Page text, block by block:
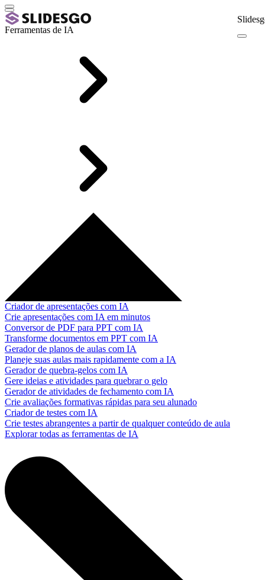
Ferramentas de IA
Criador de apresentações com IA
Crie apresentações com IA em minutos
Conversor de PDF para PPT com IA
Transforme documentos em PPT com IA
Gerador de planos de aulas com IA
Planeje suas aulas mais rapidamente com a IA
Gerador de quebra-gelos com IA
Gere ideias e atividades para quebrar o gelo
Gerador de atividades de fechamento com IA
Crie avaliações formativas rápidas para seu alunado
Criador de testes com IA
Crie testes abrangentes a partir de qualquer conteúdo de aula
Explorar todas as ferramentas de IA